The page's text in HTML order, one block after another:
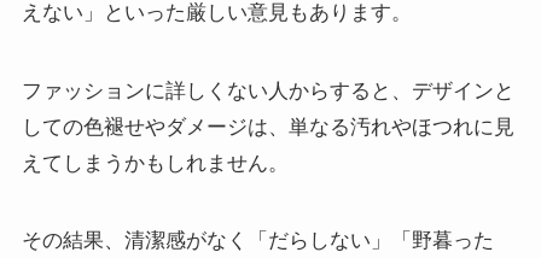
えない」といった厳しい意見もあります。
ファッションに詳しくない人からすると、デザインと
しての色褪せやダメージは、単なる汚れやほつれに見
えてしまうかもしれません。
その結果、清潔感がなく「だらしない」「野暮った